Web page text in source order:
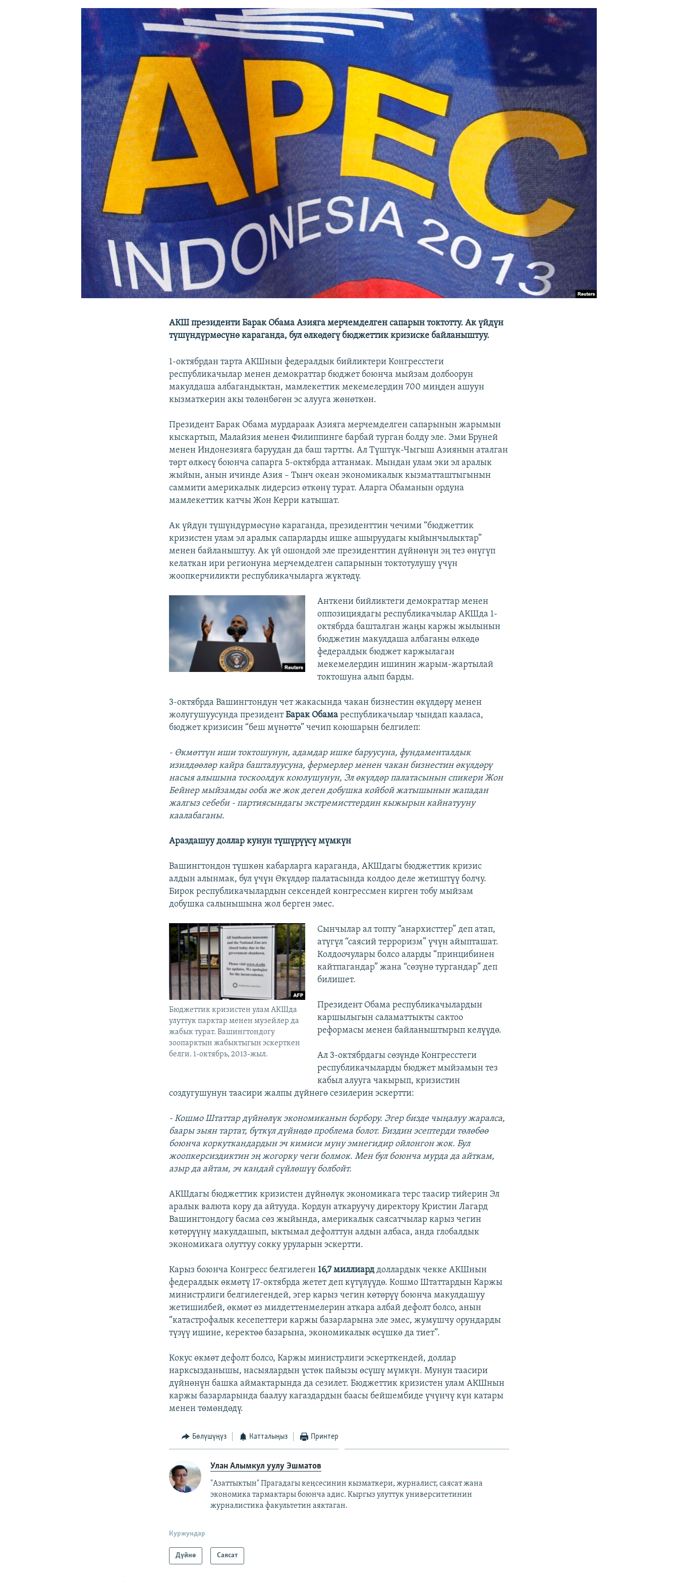
АКШ президенти Барак Обама Азияга мерчемделген сапарын токтотту. Ак үйдүн
түшүндүрмөсүнө караганда, бул өлкөдөгү бюджеттик кризиске байланыштуу.
1-октябрдан тарта АКШнын федералдык бийликтери Конгресстеги
республикачылар менен демократтар бюджет боюнча мыйзам долбоорун
макулдаша албагандыктан, мамлекеттик мекемелердин 700 миңден ашуун
кызматкерин акы төлөнбөгөн эс алууга жөнөткөн.
Президент Барак Обама мурдараак Азияга мерчемделген сапарынын жарымын
кыскартып, Малайзия менен Филиппинге барбай турган болду эле. Эми Бруней
менен Индонезияга баруудан да баш тартты. Ал Түштүк-Чыгыш Азиянын аталган
төрт өлкөсү боюнча сапарга 5-октябрда аттанмак. Мындан улам эки эл аралык
жыйын, анын ичинде Азия – Тынч океан экономикалык кызматташтыгынын
саммити америкалык лидерсиз өткөнү турат. Аларга Обаманын ордуна
мамлекеттик катчы Жон Керри катышат.
Ак үйдүн түшүндүрмөсүнө караганда, президенттин чечими “бюджеттик
кризистен улам эл аралык сапарларды ишке ашыруудагы кыйынчылыктар”
менен байланыштуу. Ак үй ошондой эле президенттин дүйнөнүн эң тез өнүгүп
келаткан ири регионуна мерчемделген сапарынын токтотулушу үчүн
жоопкерчиликти республикачыларга жүктөдү.
Анткени бийликтеги демократтар менен
оппозициядагы республикачылар АКШда 1-
октябрда башталган жаңы каржы жылынын
бюджетин макулдаша албаганы өлкөдө
федералдык бюджет каржылаган
мекемелердин ишинин жарым-жартылай
токтошуна алып барды.
3-октябрда Вашингтондун чет жакасында чакан бизнестин өкүлдөрү менен
жолугушуусунда президентБарак Обама республикачылар чындап кааласа,
бюджет кризисин “беш мүнөттө” чечип коюшарын белгилеп:
- Өкмөттүн иши токтошунун, адамдар ишке баруусуна, фундаменталдык
изилдөөлөр кайра башталуусуна, фермерлер менен чакан бизнестин өкүлдөрү
насыя алышына тоскоолдук коюлушунун, Эл өкүлдөр палатасынын спикери Жон
Бейнер мыйзамды ооба же жок деген добушка койбой жатышынын жападан
жалгыз себеби - партиясындагы экстремисттердин кыжырын кайнатууну
каалабаганы.
Араздашуу доллар кунун түшүрүүсү мүмкүн
Вашингтондон түшкөн кабарларга караганда, АКШдагы бюджеттик кризис
алдын алынмак, бул үчүн Өкүлдөр палатасында колдоо деле жетиштүү болчу.
Бирок республикачылардын сексендей конгрессмен кирген тобу мыйзам
добушка салынышына жол берген эмес.
Бюджеттик кризистен улам АКШда
улуттук парктар менен музейлер да
жабык турат. Вашингтондогу
зоопарктын жабыктыгын эскерткен
белги. 1-октябрь, 2013-жыл.
Сынчылар ал топту “анархисттер” деп атап,
атүгүл “саясий терроризм” үчүн айыпташат.
Колдоочулары болсо аларды “принцибинен
кайтпагандар” жана “сөзүнө тургандар” деп
билишет.
Президент Обама республикачылардын
каршылыгын саламаттыкты сактоо
реформасы менен байланыштырып келүүдө.
Ал 3-октябрдагы сөзүндө Конгресстеги
республикачыларды бюджет мыйзамын тез
кабыл алууга чакырып, кризистин
создугушунун таасири жалпы дүйнөгө сезилерин эскертти:
- Кошмо Штаттар дүйнөлүк экономиканын борбору. Эгер бизде чыңалуу жаралса,
баары зыян тартат, бүткүл дүйнөдө проблема болот. Биздин эсептерди төлөбөө
боюнча коркуткандардын эч кимиси муну эмнегидир ойлонгон жок. Бул
жоопкерсиздиктин эң жогорку чеги болмок. Мен бул боюнча мурда да айткам,
азыр да айтам, эч кандай сүйлөшүү болбойт.
АКШдагы бюджеттик кризистен дүйнөлүк экономикага терс таасир тийерин Эл
аралык валюта кору да айтууда. Кордун аткаруучу директору Кристин Лагард
Вашингтондогу басма сөз жыйында, америкалык саясатчылар карыз чегин
көтөрүүнү макулдашып, ыктымал дефолттун алдын албаса, анда глобалдык
экономикага олуттуу сокку уруларын эскертти.
Карыз боюнча Конгресс белгилеген 16,7 миллиарддоллардык чекке АКШнын
федералдык өкмөтү 17-октябрда жетет деп күтүлүүдө. Кошмо Штаттардын Каржы
министрлиги белгилегендей, эгер карыз чегин көтөрүү боюнча макулдашуу
жетишилбей, өкмөт өз милдеттенмелерин аткара албай дефолт болсо, анын
“катастрофалык кесепеттери каржы базарларына эле эмес, жумушчу орундарды
түзүү ишине, керектөө базарына, экономикалык өсүшкө да тиет”.
Кокус өкмөт дефолт болсо, Каржы министрлиги эскерткендей, доллар
нарксызданышы, насыялардын үстөк пайызы өсүшү мүмкүн. Мунун таасири
дүйнөнүн башка аймактарында да сезилет. Бюджеттик кризистен улам АКШнын
каржы базарларында баалуу кагаздардын баасы бейшембиде үчүнчү күн катары
менен төмөндөдү.
Бөлүшүңүз Катталыңыз Принтер
Улан Алымкул уулу Эшматов
"Азаттыктын" Прагадагы кеңсесинин кызматкери, журналист, саясат жана
экономика тармактары боюнча адис. Кыргыз улуттук университетинин
журналистика факультетин аяктаган.
Куржундар
Дүйнө Саясат